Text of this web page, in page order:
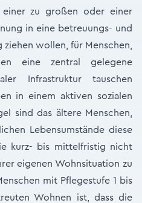
einer zu großen oder einer
in eine betreuungs- und
wollen, für Menschen,
eine zentral gelegene
Infrastruktur tauschen
in einem aktiven sozialen
sind das ältere Menschen,
Lebensumstände diese
kurz- bis mittelfristig nicht
eigenen Wohnsituation zu
mit Pflegestufe 1 bis
Wohnen ist, dass die